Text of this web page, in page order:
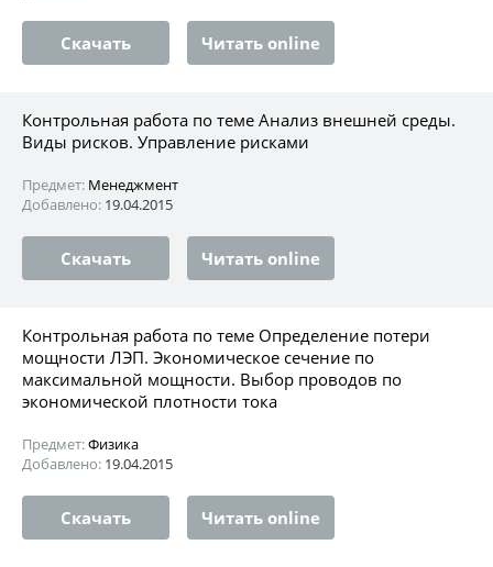
Скачать Читать online
Контрольная работа по теме Анализ внешней среды.
Виды рисков. Управление рисками
Предмет: Менеджмент
Добавлено: 19.04.2015
Скачать Читать online
Контрольная работа по теме Определение потери
мощности ЛЭП. Экономическое сечение по
максимальной мощности. Выбор проводов по
экономической плотности тока
Предмет:Физика
Добавлено: 19.04.2015
Скачать Читать online